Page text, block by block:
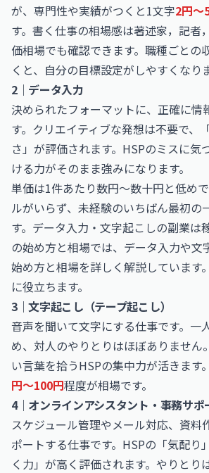
が、専門性や実績がつくと1文字2円〜
す。書く仕事の相場感は著述家，記者
価相場でも確認できます。職種ごとの
くと、自分の目標設定がしやすくなり
2｜データ入力
決められたフォーマットに、正確に情
す。クリエイティブな発想は不要で、
さ」が評価されます。HSPのミスに気
ける力がそのまま強みになります。
単価は1件あたり数円〜数十円と低め
ルがいらず、未経験のいちばん最初の
す。 データ入力・文字起こしの副業は
の始め方と相場では、データ入力や文
始め方と相場を詳しく解説しています
に役立ちます。
3｜文字起こし（テープ起こし）
音声を聞いて文字にする仕事です。一
め、対人のやりとりはほぼありません
い言葉を拾うHSPの集中力が活きます
円〜100円程度が相場です。
4｜オンラインアシスタント・事務サポ
スケジュール管理やメール対応、資料
ポートする仕事です。HSPの「気配り
く力」が高く評価されます。やりとり